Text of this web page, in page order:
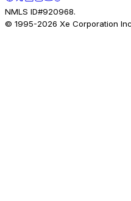
NMLS ID#920968.
© 1995-2026 Xe Corporation